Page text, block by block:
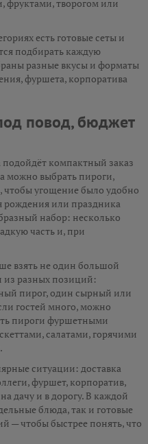
фруктами, творогом или
есть готовые сеты и
подбирать каждую
разные вкусы и форматы
фуршета, корпоратива
повод, бюджет
компактный заказ
можно выбрать пироги,
угощение было удобно
рождения или праздника
набор: несколько
часть и, при
взять не один большой
из разных позиций:
пирог, один сырный или
гостей много, можно
пироги фуршетными
салатами, горячими
ситуации: доставка
фуршет, корпоратив,
дачу и в дорогу. В каждой
блюда, так и готовые
— чтобы быстрее понять, что